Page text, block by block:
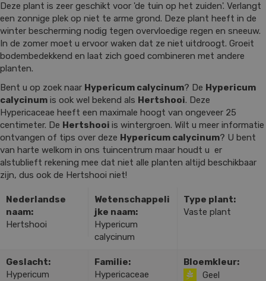
Deze plant is zeer geschikt voor 'de tuin op het zuiden'. Verlangt
een zonnige plek op niet te arme grond. Deze plant heeft in de
winter bescherming nodig tegen overvloedige regen en sneeuw.
In de zomer moet u ervoor waken dat ze niet uitdroogt. Groeit
bodembedekkend en laat zich goed combineren met andere
planten.
Bent u op zoek naar Hypericum calycinum? De Hypericum
calycinum is ook wel bekend als Hertshooi. Deze
Hypericaceae heeft een maximale hoogt van ongeveer 25
centimeter. De Hertshooi is wintergroen. Wilt u meer informatie
ontvangen of tips over deze Hypericum calycinum? U bent
van harte welkom in ons tuincentrum maar houdt u er
alstublieft rekening mee dat niet alle planten altijd beschikbaar
zijn, dus ook de Hertshooi niet!
Nederlandse
naam:
Hertshooi
Wetenschappeli
jke naam:
Hypericum
calycinum
Type plant:
Vaste plant
Geslacht:
Hypericum
Familie:
Hypericaceae
Bloemkleur:
Geel